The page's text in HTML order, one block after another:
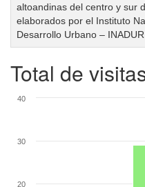
altoandinas del centro y sur
elaborados por el Instituto
Desarrollo Urbano – INADUR
Total de
20
30
40